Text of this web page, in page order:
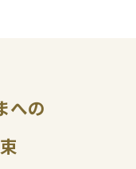
への